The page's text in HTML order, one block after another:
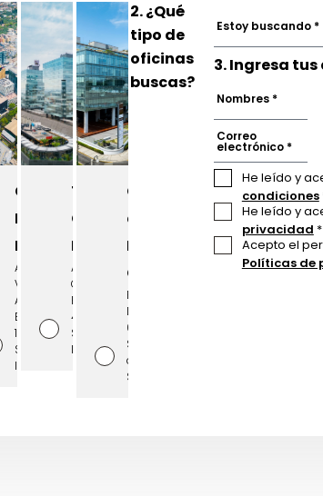
Centro
Empresarial
Real
Av.
Víctor
A.
Belaúnde
147,
San
Isidro
Torres
Camino
Real
Av.
Camino
Real
456,
San
Isidro
Centro
de
Negocios
Cronos
El
Derby
055,
Santiago
de
Surco
2. ¿Qué
tipo de
oficinas
buscas?
Estoy buscando *
3. Ingresa
Nombres *
Correo
electrónico *
He leído y
condiciones
He leído y
privacidad *
Acepto el
Políticas de